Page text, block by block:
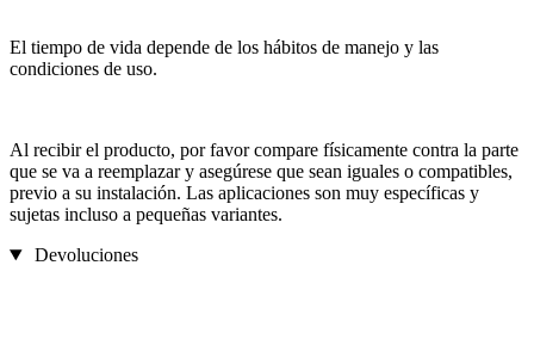
El tiempo de vida depende de los hábitos de manejo y las
condiciones de uso.
Al recibir el producto, por favor compare físicamente contra la parte
que se va a reemplazar y asegúrese que sean iguales o compatibles,
previo a su instalación. Las aplicaciones son muy específicas y
sujetas incluso a pequeñas variantes.
Devoluciones